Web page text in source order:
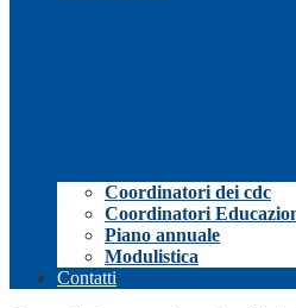
Coordinatori dei cdc
Coordinatori
Piano annuale
Modulistica
Contatti